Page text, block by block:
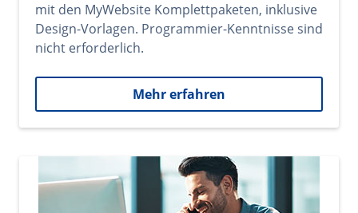
mit den MyWebsite Komplettpaketen, inklusive
Design-Vorlagen. Programmier-Kenntnisse sind
nicht erforderlich.
Mehr erfahren